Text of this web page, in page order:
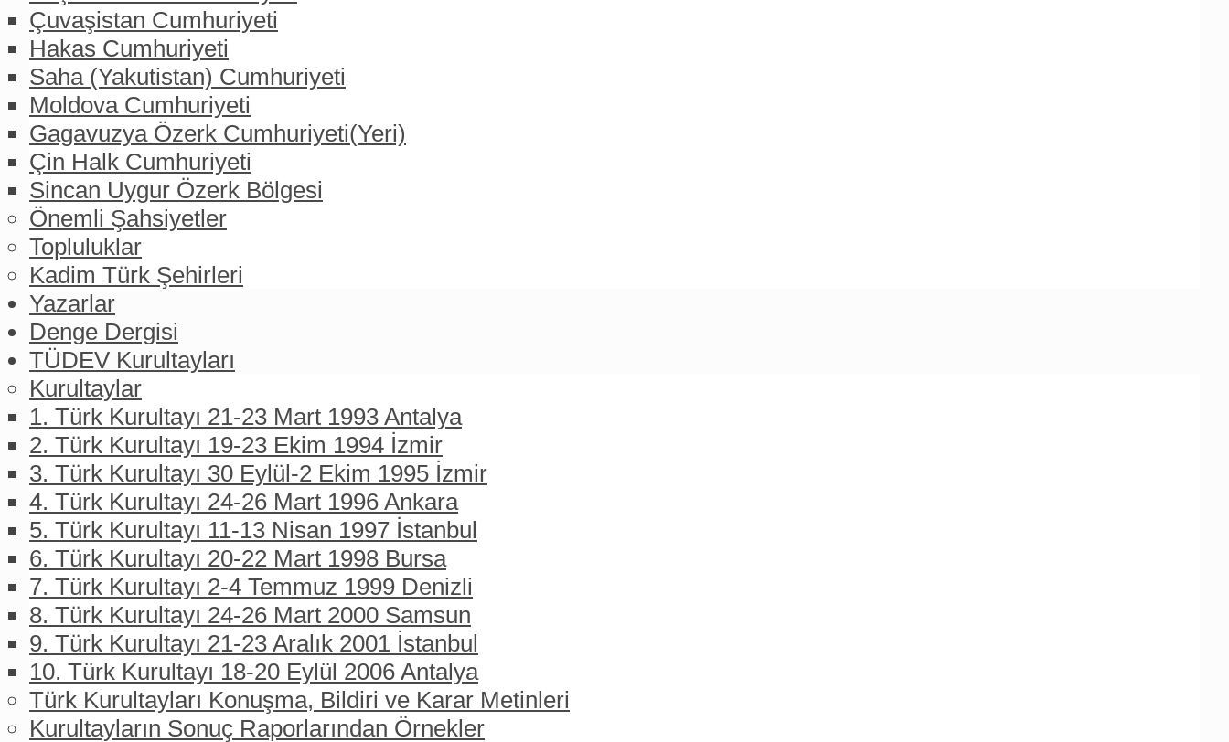
Çuvaşistan Cumhuriyeti
Hakas Cumhuriyeti
Saha (Yakutistan) Cumhuriyeti
Moldova Cumhuriyeti
Gagavuzya Özerk Cumhuriyeti(Yeri)
Çin Halk Cumhuriyeti
Sincan Uygur Özerk Bölgesi
Önemli Şahsiyetler
Topluluklar
Kadim Türk Şehirleri
Yazarlar
Denge Dergisi
TÜDEV Kurultayları
Kurultaylar
1. Türk Kurultayı 21-23 Mart 1993 Antalya
2. Türk Kurultayı 19-23 Ekim 1994 İzmir
3. Türk Kurultayı 30 Eylül-2 Ekim 1995 İzmir
4. Türk Kurultayı 24-26 Mart 1996 Ankara
5. Türk Kurultayı 11-13 Nisan 1997 İstanbul
6. Türk Kurultayı 20-22 Mart 1998 Bursa
7. Türk Kurultayı 2-4 Temmuz 1999 Denizli
8. Türk Kurultayı 24-26 Mart 2000 Samsun
9. Türk Kurultayı 21-23 Aralık 2001 İstanbul
10. Türk Kurultayı 18-20 Eylül 2006 Antalya
Türk Kurultayları Konuşma, Bildiri ve Karar Metinleri
Kurultayların Sonuç Raporlarından Örnekler